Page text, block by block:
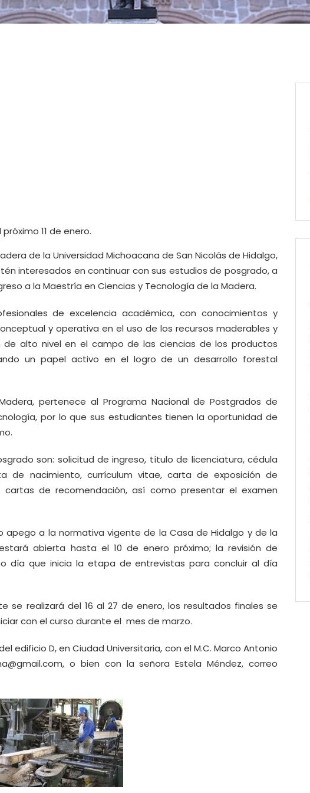
11 de enero.
de la Universidad Michoacana de San Nicolás de Hidalgo,
interesados en continuar con sus estudios de posgrado, a
a la Maestría en Ciencias y Tecnología de la Madera.
de excelencia académica, con conocimientos y
y operativa en el uso de los recursos maderables y
de alto nivel en el campo de las ciencias de los productos
un papel activo en el logro de un desarrollo forestal
pertenece al Programa Nacional de Postgrados de
por lo que sus estudiantes tienen la oportunidad de
son: solicitud de ingreso, título de licenciatura, cédula
de nacimiento, currículum vitae, carta de exposición de
de recomendación, así como presentar el examen
apego a la normativa vigente de la Casa de Hidalgo y de la
abierta hasta el 10 de enero próximo; la revisión de
día que inicia la etapa de entrevistas para concluir al día
se realizará del 16 al 27 de enero, los resultados finales se
con el curso durante el mes de marzo.
edificio D, en Ciudad Universitaria, con el M.C. Marco Antonio
o bien con la señora Estela Méndez, correo